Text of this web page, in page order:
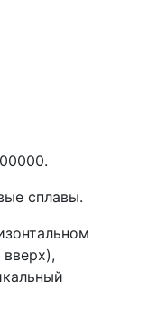
сплавы.